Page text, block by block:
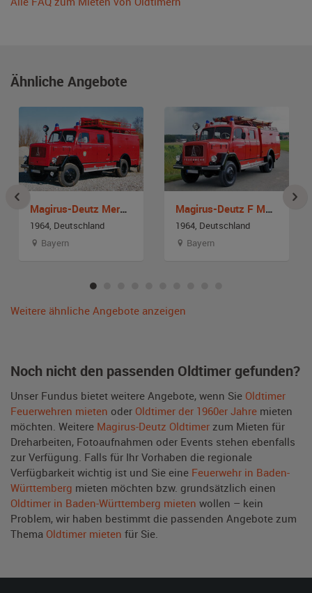
Ähnliche Angebote
Magirus-Deutz Merkur 150 A
1964, Deutschland
Bayern
Magirus-Deutz F Mercur 150 A Löschgruppenfahrzeug LF 16
1964, Deutschland
Bayern
Weitere ähnliche Angebote anzeigen
Noch nicht den passenden Oldtimer gefunden?
Unser Fundus bietet weitere Angebote, wenn Sie Oldtimer
Feuerwehren mieten oder Oldtimer der 1960er Jahre mieten
möchten. Weitere Magirus-Deutz Oldtimer zum Mieten für
Dreharbeiten, Fotoaufnahmen oder Events stehen ebenfalls
zur Verfügung. Falls für Ihr Vorhaben die regionale
Verfügbarkeit wichtig ist und Sie eine Feuerwehr in Baden-
Württemberg mieten möchten bzw. grundsätzlich einen
Oldtimer in Baden-Württemberg mieten wollen – kein
Problem, wir haben bestimmt die passenden Angebote zum
Thema Oldtimer mieten für Sie.